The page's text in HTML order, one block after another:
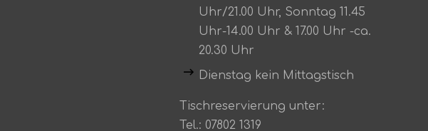
Uhr/21.00 Uhr, Sonntag 11.45
Uhr-14.00 Uhr & 17.00 Uhr -ca.
20.30 Uhr
Dienstag kein Mittagstisch
Tischreservierung unter:
Tel.: 07802 1319